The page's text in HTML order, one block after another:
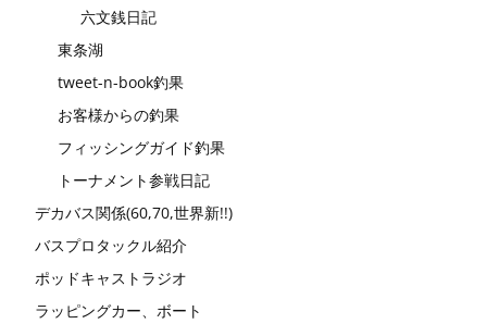
六文銭日記
東条湖
tweet-n-book釣果
お客様からの釣果
フィッシングガイド釣果
トーナメント参戦日記
デカバス関係(60,70,世界新!!)
バスプロタックル紹介
ポッドキャストラジオ
ラッピングカー、ボート